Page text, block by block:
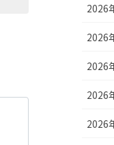
2026
2026
2026
2026
2026